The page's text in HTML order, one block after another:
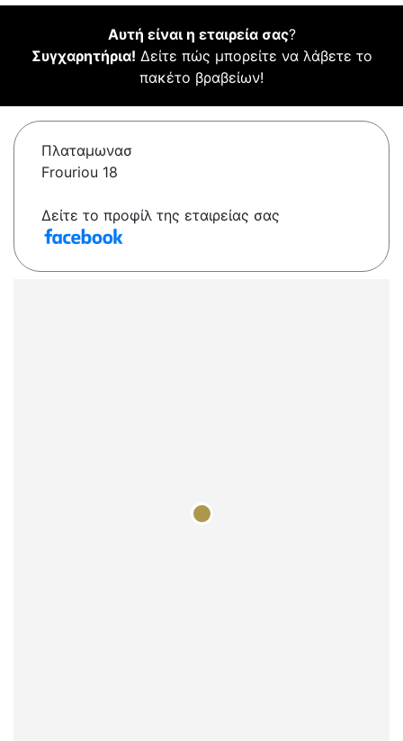
Αυτή είναι η εταιρεία σας?
Συγχαρητήρια! Δείτε πώς μπορείτε να λάβετε το
πακέτο βραβείων!
Πλαταμωνασ
Frouriou 18
Δείτε το προφίλ της εταιρείας σας